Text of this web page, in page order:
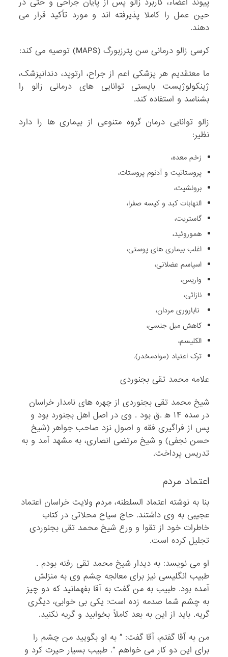
حین عمل را کاملا پذیرفته اند و مورد تأکید قرار می
دهند.
کرسی زالو درمانی سن پترزبورگ (MAPS) توصیه می کند:
ما معتقدیم هر پزشکی اعم از جراح، ارتوپد، دندانپزشک،
ژینکولوژیست بایستی توانایی های درمانی زالو را
بشناسد و استفاده کند.
زالو توانایی درمان گروه متنوعی از بیماری ها را دارد
نظیر:
زخم معده،
پروستاتیت و آدنوم پروستات،
برونشیت،
التهابات کبد و کیسه صفرا،
گاستریت،
هموروئید،
اغلب بیماری های پوستی،
اسپاسم عضلانی،
واریس،
نازائی،
ناباروری مردان،
کاهش میل جنسی،
الکلیسم،
ترک اعتیاد (موادمخدر).
علامه محمد تقی بجنوردی
شیخ محمد تقی بجنوردی از چهره‌ های نامدار خراسان
در سده ۱۴ ه‍ .ق بود . وی در اصل اهل بجنورد بود و
پس از فراگیری فقه و اصول نزد صاحب جواهر (شیخ
حسن نجفی) و شیخ مرتضی انصاری، به مشهد آمد و به
تدریس پرداخت.
اعتماد مردم
بنا به نوشته اعتماد السلطنه، مردم ولایت خراسان اعتماد
عجیبی به وی داشتند. حاج سیاح محلاتی در کتاب
خاطرات خود از تقوا و ورع شیخ محمد تقی بجنوردی
تجلیل کرده است.
او می ‌نویسد: به دیدار شیخ محمد تقی رفته بودم .
طبیب انگلیسی نیز برای معالجه چشم وی به منزلش
آمده بود. طبیب به من گفت به آقا بفهمانید که دو چیز
به چشم شما صدمه زده است: یکی بی ‌خوابی، دیگری
گریه. باید از این به بعد کاملاً بخوابید و گریه نکنید.
من به آقا گفتم، آقا گفت: ” به او بگویید من چشم را
برای این دو کار می ‌خواهم “. طبیب بسیار حیرت کرد و